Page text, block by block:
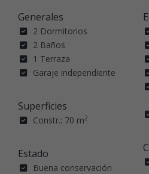
Generales
2 Dormitorios
2 Baños
1 Terraza
Garaje independiente
Superficies
Constr.: 70 m2
Estado
Buena conservación